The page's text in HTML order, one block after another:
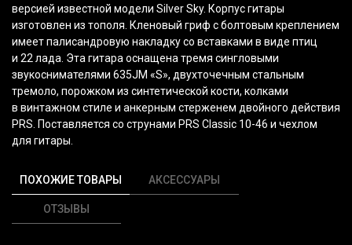
версией известной модели Silver Sky. Корпус гитары
изготовлен из тополя. Кленовый гриф с болтовым креплением
имеет палисандровую накладку со вставками в виде птиц
и 22 лада. Эта гитара оснащена тремя сингловыми
звукоснимателями 635JM «S», двухточечным стальным
тремоло, порожком из синтетической кости, колками
в винтажном стиле и анкерным стерженем двойного действия
PRS. Поставляется со струнами PRS Classic 10-46 и чехлом
для гитары.
ПОХОЖИЕ ТОВАРЫ АКСЕССУАРЫ
ОТЗЫВЫ